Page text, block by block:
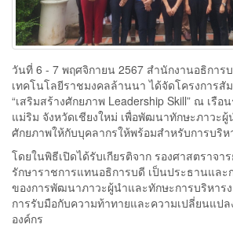
วันที่ 6 - 7 พฤศจิกายน 2567 สำนักงานอธิการ
เทคโนโลยีราชมงคลล้านนา ได้จัดโครงการสั
“เสริมสร้างศักยภาพ Leadership Skill” ณ เรือ
แม่ริม จังหวัดเชียงใหม่ เพื่อพัฒนาทักษะภาวะผู้
ศักยภาพให้กับบุคลากรให้พร้อมสำหรับการบริห
โดยในพิธีเปิดได้รับเกียรติจาก รองศาสตราจา
รักษาราชการแทนอธิการบดี เป็นประธานแล
ของการพัฒนาภาวะผู้นำและทักษะการบริหาร
การรับมือกับความท้าทายและความเปลี่ยนแป
องค์กร